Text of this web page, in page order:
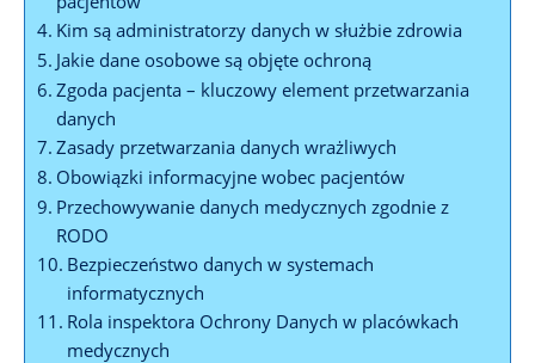
Kim są administratorzy danych w służbie zdrowia
Jakie dane osobowe są objęte ochroną
Zgoda pacjenta – kluczowy element przetwarzania
danych
Zasady przetwarzania danych wrażliwych
Obowiązki informacyjne wobec pacjentów
Przechowywanie danych medycznych zgodnie z
RODO
Bezpieczeństwo danych w systemach
informatycznych
Rola inspektora Ochrony Danych w placówkach
medycznych